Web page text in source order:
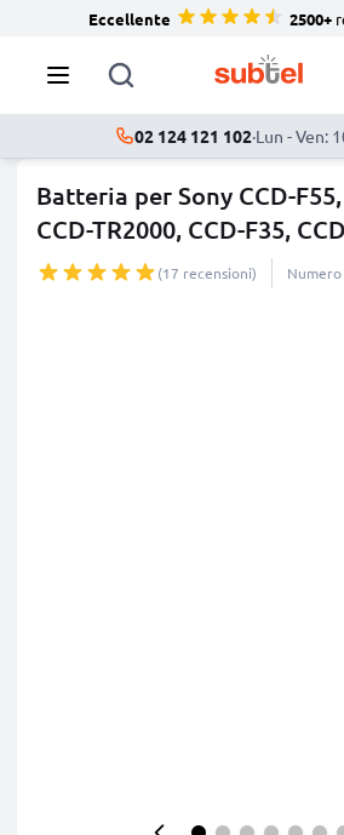
Eccellente 2500+
02 124 121 102·Lun - Ven:
Batteria per Sony CCD-
CCD-TR2000, CCD-F35, CCD
(17 recensioni)